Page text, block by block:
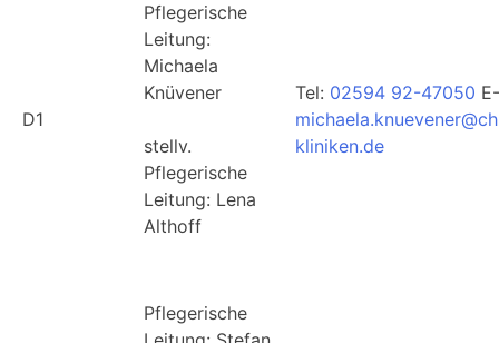
D1
Pflegerische
Leitung:
Michaela
Knüvener
stellv.
Pflegerische
Leitung: Lena
Althoff
Tel: 02594 92-47050
kliniken.de
Pflegerische